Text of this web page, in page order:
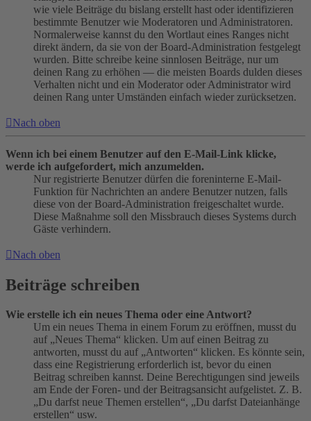
wie viele Beiträge du bislang erstellt hast oder identifizieren
bestimmte Benutzer wie Moderatoren und Administratoren.
Normalerweise kannst du den Wortlaut eines Ranges nicht
direkt ändern, da sie von der Board-Administration festgelegt
wurden. Bitte schreibe keine sinnlosen Beiträge, nur um
deinen Rang zu erhöhen — die meisten Boards dulden dieses
Verhalten nicht und ein Moderator oder Administrator wird
deinen Rang unter Umständen einfach wieder zurücksetzen.
Nach oben
Wenn ich bei einem Benutzer auf den E-Mail-Link klicke,
werde ich aufgefordert, mich anzumelden.
Nur registrierte Benutzer dürfen die foreninterne E-Mail-
Funktion für Nachrichten an andere Benutzer nutzen, falls
diese von der Board-Administration freigeschaltet wurde.
Diese Maßnahme soll den Missbrauch dieses Systems durch
Gäste verhindern.
Nach oben
Beiträge schreiben
Wie erstelle ich ein neues Thema oder eine Antwort?
Um ein neues Thema in einem Forum zu eröffnen, musst du
auf „Neues Thema“ klicken. Um auf einen Beitrag zu
antworten, musst du auf „Antworten“ klicken. Es könnte sein,
dass eine Registrierung erforderlich ist, bevor du einen
Beitrag schreiben kannst. Deine Berechtigungen sind jeweils
am Ende der Foren- und der Beitragsansicht aufgelistet. Z. B.
„Du darfst neue Themen erstellen“, „Du darfst Dateianhänge
erstellen“ usw.